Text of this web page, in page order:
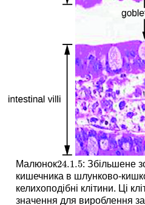
Малюнок24.1.5
24.1.5: Збільшене
кишечника в шлунково-
келихоподібні клітини. Ці
значення для вироблення